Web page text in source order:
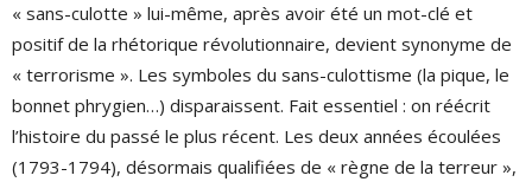
« sans-culotte » lui-même, après avoir été un mot-clé et
positif de la rhétorique révolutionnaire, devient synonyme de
« terrorisme ». Les symboles du sans-culottisme (la pique, le
bonnet phrygien…) disparaissent. Fait essentiel : on réécrit
l’histoire du passé le plus récent. Les deux années écoulées
(1793-1794), désormais qualifiées de « règne de la terreur »,